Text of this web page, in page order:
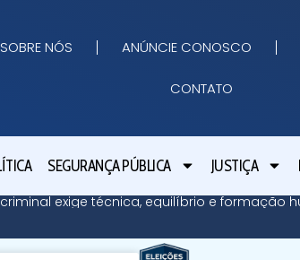
SOBRE NÓS ANÚNCIE CONOSCO
CONTATO
SEGURANÇA PÚBLICA JUSTIÇA
exige técnica, equilíbrio e formação